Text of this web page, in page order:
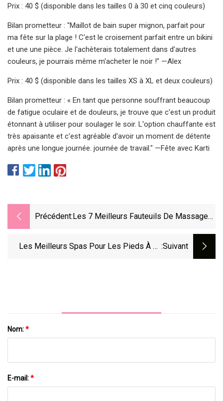
Prix : 40 $ (disponible dans les tailles 0 à 30 et cinq couleurs)
Bilan prometteur : "Maillot de bain super mignon, parfait pour
ma fête sur la plage ! C'est le croisement parfait entre un bikini
et une une pièce. Je l'achèterais totalement dans d'autres
couleurs, je pourrais même m'acheter le noir !" —Alex
Prix : 40 $ (disponible dans les tailles XS à XL et deux couleurs)
Bilan prometteur : « En tant que personne souffrant beaucoup
de fatigue oculaire et de douleurs, je trouve que c'est un produit
étonnant à utiliser pour soulager le soir. L'option chauffante est
très apaisante et c'est agréable d'avoir un moment de détente
après une longue journée. journée de travail." —Fête avec Karti
Précédent: Les 7 Meilleurs Fauteuils De Massage
Les Meilleurs Spas Pour Les Pieds À La :suivant
Nom:*
E-mail:*